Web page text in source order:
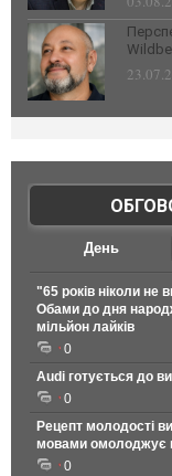
День
"65 років ніколи не
Обами до дня
мільйон лайків
0
Audi готується до
0
Рецепт молодості
мовами омолоджує
0